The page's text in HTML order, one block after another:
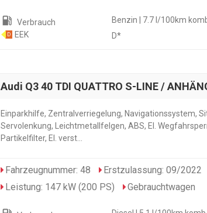
local_gas_station Verbrauch Benzin | 7.7 l/100km
D EEK D*
Audi Q3 40 TDI QUATTRO S-LINE /
Einparkhilfe, Zentralverriegelung, Navigationssystem,
Servolenkung, Leichtmetallfelgen, ABS, El.
Partikelfilter, El. verst...
Fahrzeugnummer: 48 Erstzulassung: 09/2022
Leistung: 147 kW (200 PS)
Gebrauchtwagen